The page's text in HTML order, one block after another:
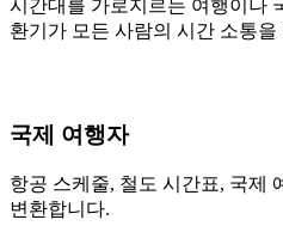
시간대를 가로지르는 여행이나
환기가 모든 사람의 시간 소통을
국제 여행자
항공 스케줄, 철도 시간표, 국제
변환합니다.